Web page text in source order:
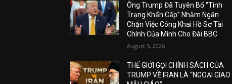
Ông Trump Đã Tuyên Bố “Tình
Trạng Khẩn Cấp” Nhằm Ngăn
Chặn Việc Công Khai Hồ Sơ Tài
Chính Của Mình Cho Đài BBC
August 5, 2026
THẾ GIỚI GỌI CHÍNH SÁCH CỦA
TRUMP VỀ IRAN LÀ “NGOẠI GIAO